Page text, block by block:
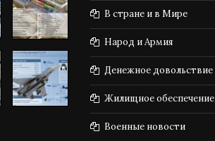
В стране и в Мире
Народ и Армия
Денежное довольствие
Жилищное обеспечение
Военные новости